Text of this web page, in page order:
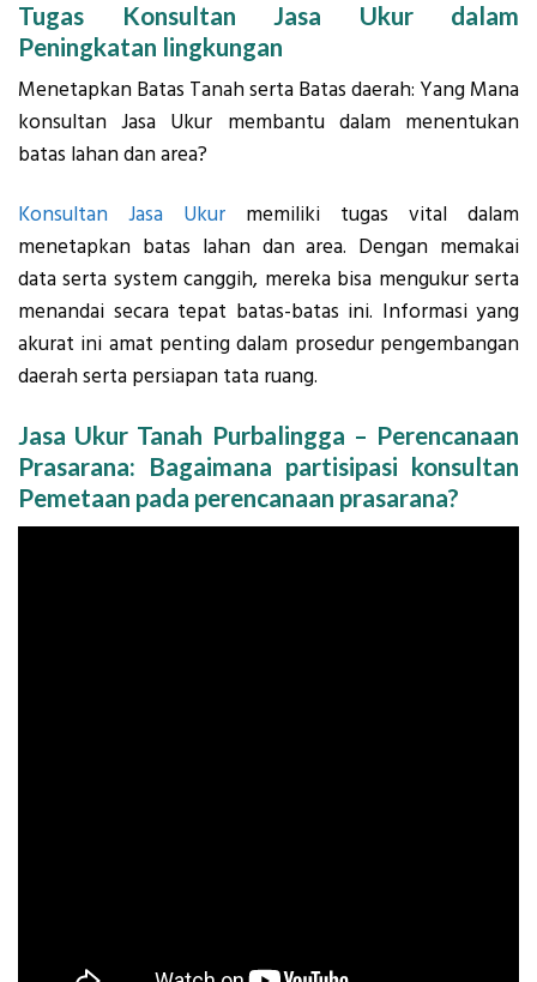
Tugas Konsultan Jasa Ukur dalam
Peningkatan lingkungan
Menetapkan Batas Tanah serta Batas daerah: Yang Mana
konsultan Jasa Ukur membantu dalam menentukan
batas lahan dan area?
Konsultan Jasa Ukur memiliki tugas vital dalam
menetapkan batas lahan dan area. Dengan memakai
data serta system canggih, mereka bisa mengukur serta
menandai secara tepat batas-batas ini. Informasi yang
akurat ini amat penting dalam prosedur pengembangan
daerah serta persiapan tata ruang.
Jasa Ukur Tanah Purbalingga – Perencanaan
Prasarana: Bagaimana partisipasi konsultan
Pemetaan pada perencanaan prasarana?